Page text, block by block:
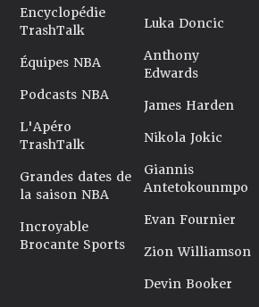
Encyclopédie
TrashTalk
Équipes NBA
Podcasts NBA
L'Apéro
TrashTalk
Grandes dates de
la saison NBA
Incroyable
Brocante Sports
Luka Doncic
Anthony
Edwards
James Harden
Nikola Jokic
Giannis
Antetokounmpo
Evan Fournier
Zion Williamson
Devin Booker